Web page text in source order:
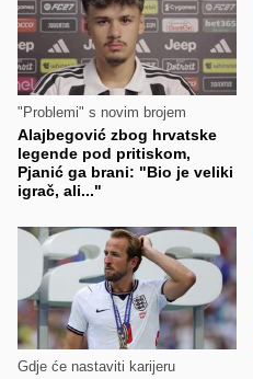
"Problemi" s novim brojem
Alajbegović zbog hrvatske
legende pod pritiskom,
Pjanić ga brani: "Bio je veliki
igrač, ali..."
Gdje će nastaviti karijeru